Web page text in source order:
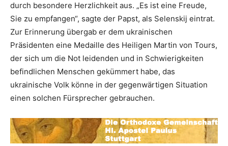
durch besondere Herzlichkeit aus. „Es ist eine Freude,
Sie zu empfangen“, sagte der Papst, als Selenskij eintrat.
Zur Erinnerung übergab er dem ukrainischen
Präsidenten eine Medaille des Heiligen Martin von Tours,
der sich um die Not leidenden und in Schwierigkeiten
befindlichen Menschen gekümmert habe, das
ukrainische Volk könne in der gegenwärtigen Situation
einen solchen Fürsprecher gebrauchen.